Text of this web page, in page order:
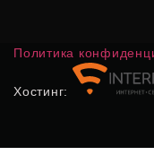
Политика
Хостинг: